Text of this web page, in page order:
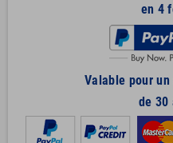
en 4
Valable pour
de 30